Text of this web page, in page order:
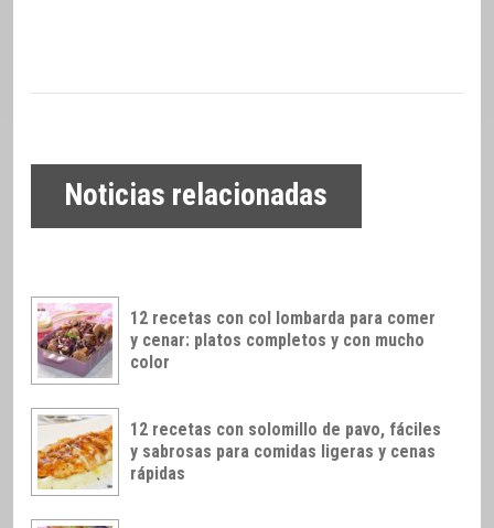
Noticias relacionadas
12 recetas con col lombarda para comer
y cenar: platos completos y con mucho
color
12 recetas con solomillo de pavo, fáciles
y sabrosas para comidas ligeras y cenas
rápidas